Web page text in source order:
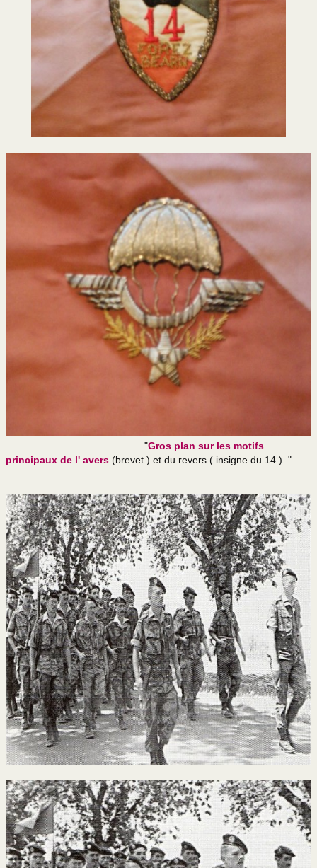
"Gros plan sur les motifs
principaux de l' avers (brevet ) et du revers ( insigne du 14 ) "